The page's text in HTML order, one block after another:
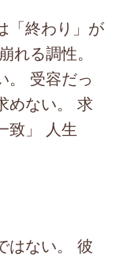
「終わり」が
れる調性。
。 受容だっ
めない。 求
致」 人生
はない。 彼